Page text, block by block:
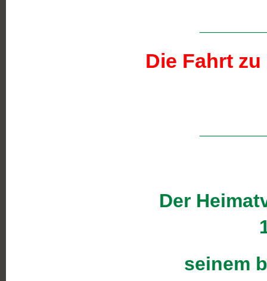
Die Fahrt
Der
seinem